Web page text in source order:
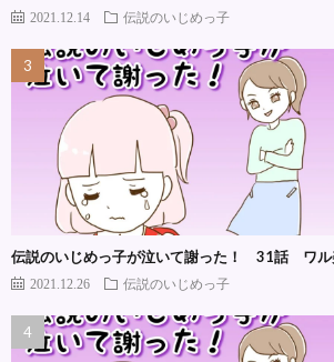
2021.12.14 伝説のいじめっ子
伝説のいじめっ子が泣いて謝った！ 31話 ワル
2021.12.26 伝説のいじめっ子